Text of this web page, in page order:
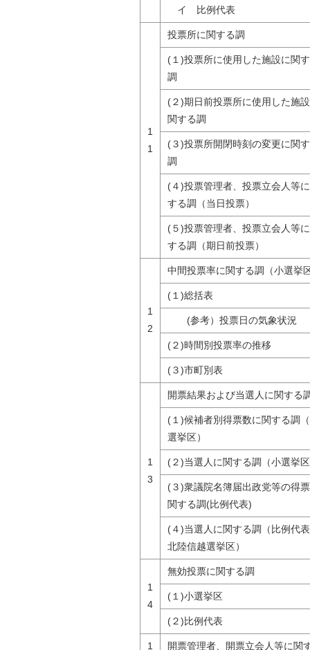
イ 比例代表
1
1
投票所に関する調
(１)投票所に使用した施設に関
調
(２)期日前投票所に使用した施
関する調
(３)投票所開閉時刻の変更に関
調
(４)投票管理者、投票立会人等
する調（当日投票）
(５)投票管理者、投票立会人等
する調（期日前投票）
1
2
中間投票率に関する調（小選挙区
(１)総括表
(参考）投票日の気象状況
(２)時間別投票率の推移
(３)市町別表
1
3
開票結果および当選人に関する
(１)候補者別得票数に関する調
選挙区）
(２)当選人に関する調（小選挙区
(３)衆議院名簿届出政党等の得
関する調(比例代表)
(４)当選人に関する調（比例代表
北陸信越選挙区）
1
4
無効投票に関する調
(１)小選挙区
(２)比例代表
1 開票管理者、開票立会人等に関